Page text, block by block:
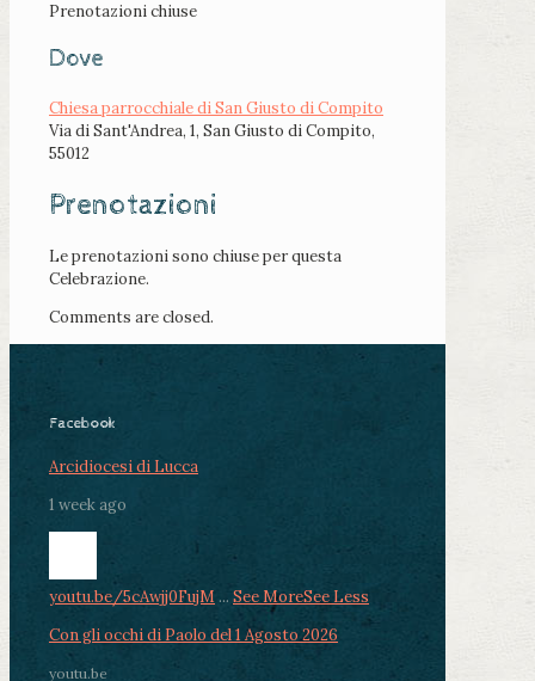
Prenotazioni chiuse
Dove
Chiesa parrocchiale di San Giusto di Compito
Via di Sant'Andrea, 1, San Giusto di Compito,
55012
Prenotazioni
Le prenotazioni sono chiuse per questa
Celebrazione.
Comments are closed.
Facebook
Arcidiocesi di Lucca
1 week ago
youtu.be/5cAwjj0FujM ... See MoreSee Less
Con gli occhi di Paolo del 1 Agosto 2026
youtu.be